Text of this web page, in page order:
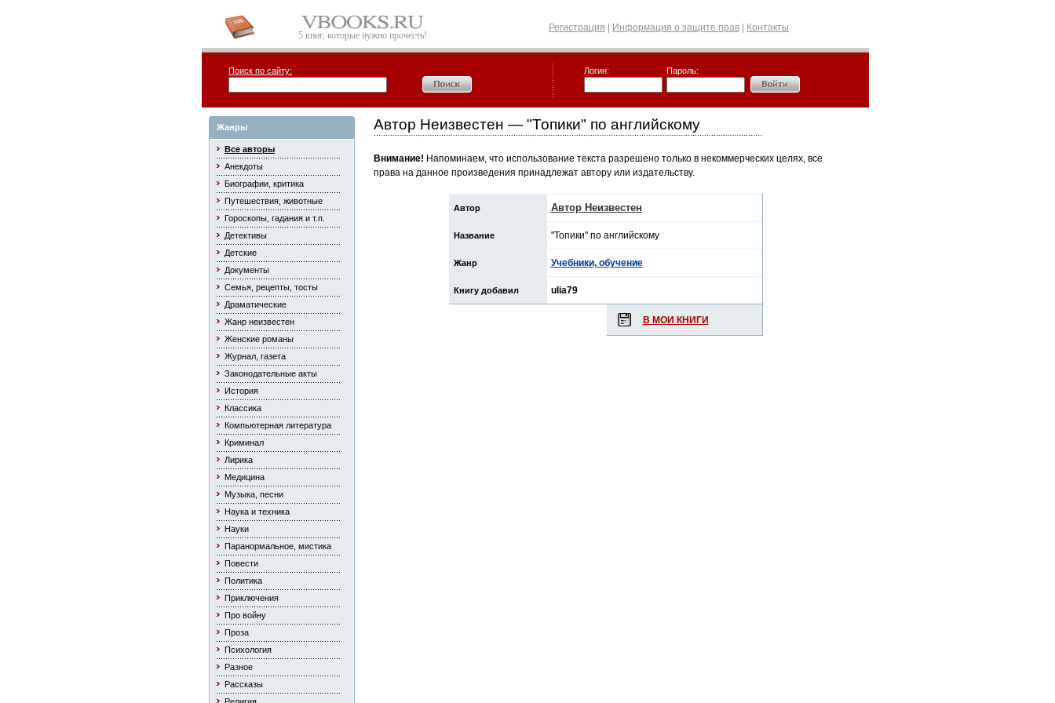
5 книг, которые нужно прочесть!
Регистрация Информация о защите прав Контакты
Поиск по сайту: Логин: Пароль:
Жанры
Все авторы
Анекдоты
Биографии, критика
Путешествия, животные
Гороскопы, гадания и т.п.
Детективы
Детские
Документы
Семья, рецепты, тосты
Драматические
Жанр неизвестен
Женские романы
Журнал, газета
Законодательные акты
История
Классика
Компьютерная литература
Криминал
Лирика
Медицина
Музыка, песни
Наука и техника
Науки
Паранормальное, мистика
Повести
Политика
Приключения
Про войну
Проза
Психология
Разное
Рассказы
Автор Неизвестен — "Топики" по английскому
Внимание! Напоминаем, что использование текста разрешено только в некоммерческих целях, все
права на данное произведения принадлежат автору или издательству.
Автор Автор Неизвестен
Название "Топики" по английскому
Жанр Учебники, обучение
Книгу добавил ulia79
В МОИ КНИГИ